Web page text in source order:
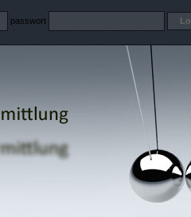
passwort